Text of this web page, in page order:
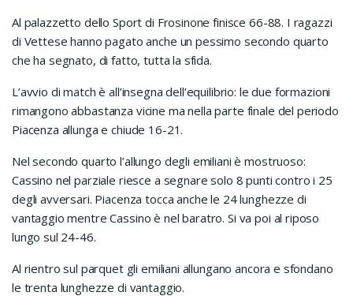
Al palazzetto dello Sport di Frosinone finisce 66-88. I ragazzi
di Vettese hanno pagato anche un pessimo secondo quarto
che ha segnato, di fatto, tutta la sfida.
L’avvio di match è all’insegna dell’equilibrio: le due formazioni
rimangono abbastanza vicine ma nella parte finale del periodo
Piacenza allunga e chiude 16-21.
Nel secondo quarto l’allungo degli emiliani è mostruoso:
Cassino nel parziale riesce a segnare solo 8 punti contro i 25
degli avversari. Piacenza tocca anche le 24 lunghezze di
vantaggio mentre Cassino è nel baratro. Si va poi al riposo
lungo sul 24-46.
Al rientro sul parquet gli emiliani allungano ancora e sfondano
le trenta lunghezze di vantaggio.